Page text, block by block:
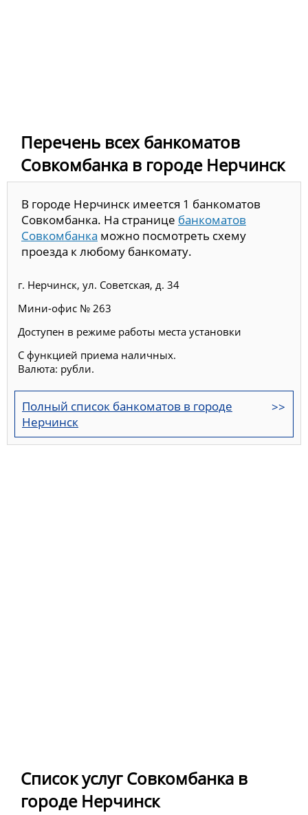
Перечень всех банкоматов
Совкомбанка в городе Нерчинск
В городе Нерчинск имеется 1 банкоматов
Совкомбанка. На странице банкоматов
Совкомбанка можно посмотреть схему
проезда к любому банкомату.
г. Нерчинск, ул. Советская, д. 34
Мини-офис № 263
Доступен в режиме работы места установки
С функцией приема наличных.
Валюта: рубли.
Полный список банкоматов в городе
Нерчинск
Список услуг Совкомбанка в
городе Нерчинск